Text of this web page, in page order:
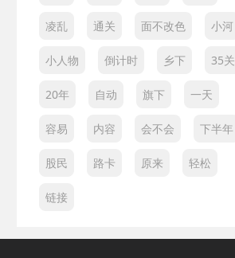
凌乱 通关 面不改色 小河
小人物 倒计时 乡下 35关
20年 自动 旗下 一天
容易 内容 会不会 下半年
股民 路卡 原来 轻松
链接